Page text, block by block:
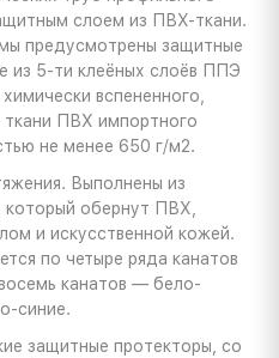
слоем из ПВХ-ткани.
предусмотрены защитные
из 5-ти клеёных слоёв ППЭ
вспененного,
ткани ПВХ импортного
не менее 650 г/м2.
Выполнены из
который обернут ПВХ,
и искусственной кожей.
по четыре ряда канатов
канатов — бело-
синие.
защитные протекторы, со